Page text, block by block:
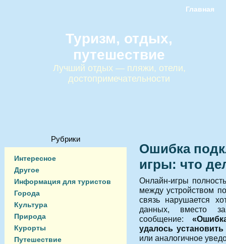
Главная
Туризм, отдых,
путешествие
Лучший отдых — пляжи, отели,
достопримечательности
Рубрики
Интересное
Другое
Информация для туристов
Города
Культура
Природа
Курорты
Путешествие
Ошибка
игры: что
Онлайн-игры
между устройством
связь нарушается
данных, вместо
сообщение:
удалось
или аналогичное